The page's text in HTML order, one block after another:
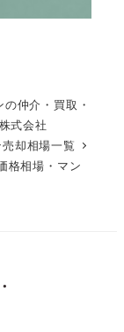
仲介・買取・
式会社
却相場一覧
格相場・マン